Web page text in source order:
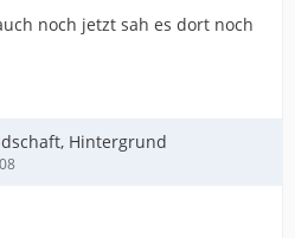
noch jetzt sah es dort noch
Hintergrund